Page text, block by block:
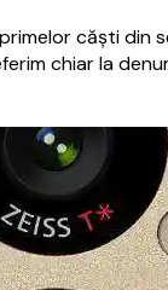
căști
chiar la